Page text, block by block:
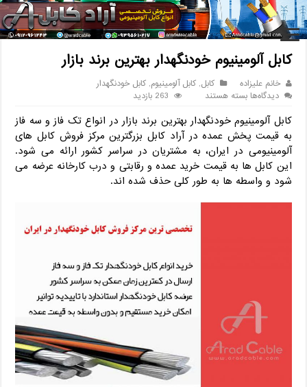
خانه / کابل / کابل آلومینیوم خودنگهدار بهترین برند بازار
کابل آلومینیوم خودنگهدار بهترین برند بازار
خانم علیزاده کابل,کابل آلومینیوم,کابل خودنگهدار
دیدگاه‌هابرای
آلومینیوم
خودنگهدار
بهترین
برند
بازار
بسته هستند 263 بازدید
کابل آلومینیوم خودنگهدار بهترین برند بازار در انواع تک فاز و سه فاز
به قیمت پخش عمده در آراد کابل بزرگترین مرکز فروش کابل های
آلومینیومی در ایران، به مشتریان در سراسر کشور ارائه می شود.
این کابل ها به قیمت خرید عمده و رقابتی و درب کارخانه عرضه می
شود و واسطه ها به طور کلی حذف شده اند.